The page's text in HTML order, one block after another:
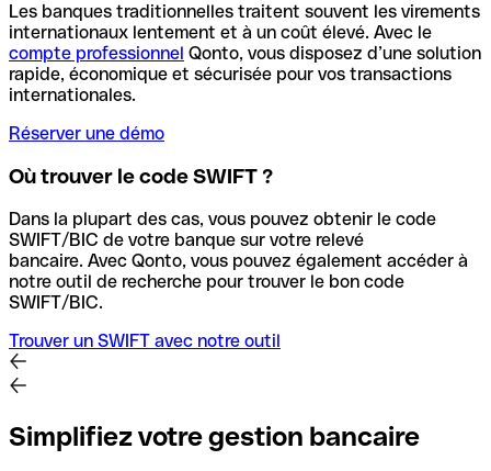
Les banques traditionnelles traitent souvent les virements
internationaux lentement et à un coût élevé. Avec le
compte professionnel Qonto, vous disposez d’une solution
rapide, économique et sécurisée pour vos transactions
internationales.
Réserver une démo
Où trouver le code SWIFT ?
Dans la plupart des cas, vous pouvez obtenir le code
SWIFT/BIC de votre banque sur votre relevé
bancaire. Avec Qonto, vous pouvez également accéder à
notre outil de recherche pour trouver le bon code
SWIFT/BIC.
Trouver un SWIFT avec notre outil
Simplifiez votre gestion bancaire